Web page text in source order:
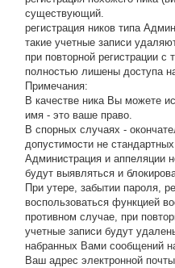
существующий.
регистрация ников типа
такие учетные записи
при повторной регистрации
полностью лишены доступа
Примечания:
В качестве ника Вы можете
имя - это ваше право.
В спорных случаях -
допустимости не
Администрация и аппеляции
будут выявляться и
При утере, забытии пароля,
воспользоваться функцией
противном случае, при
учетные записи будут
набранных Вами сообщений
Ваш адрес электронной